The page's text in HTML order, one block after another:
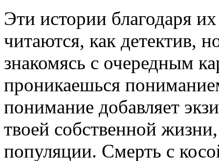
Эти истории благодаря
читаются, как детектив,
знакомясь с очередным
проникаешься
понимание добавляет
твоей собственной
популяции. Смерть с